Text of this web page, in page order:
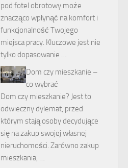
pod fotel obrotowy może
znacząco wpłynąć na komfort i
funkcjonalność Twojego
miejsca pracy. Kluczowe jest nie
tylko dopasowanie …
Dom czy mieszkanie –
co wybrać
Dom czy mieszkanie? Jest to
odwieczny dylemat, przed
którym stają osoby decydujące
się na zakup swojej własnej
nieruchomości. Zarówno zakup
mieszkania, …